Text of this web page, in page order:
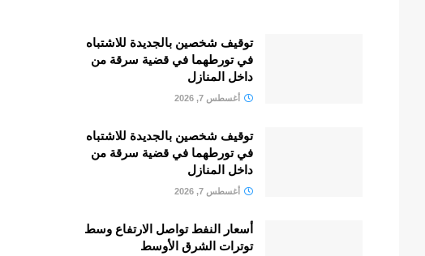
توقيف شخصين بالجديدة للاشتباه
في تورطهما في قضية سرقة من
داخل المنازل
أغسطس 7, 2026
توقيف شخصين بالجديدة للاشتباه
في تورطهما في قضية سرقة من
داخل المنازل
أغسطس 7, 2026
أسعار النفط تواصل الارتفاع وسط
توترات الشرق الأوسط